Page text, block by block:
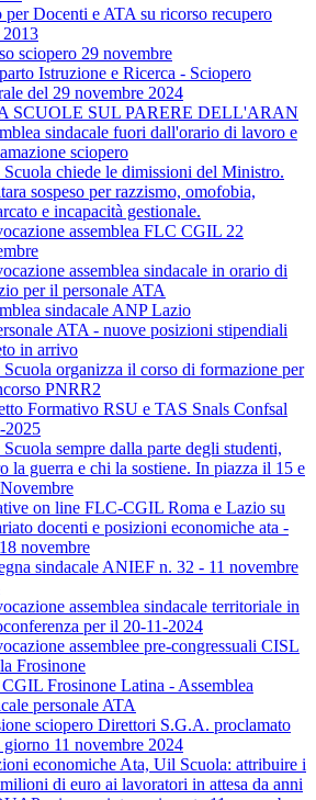
per Docenti e ATA su ricorso recupero
2013
sciopero 29 novembre
Istruzione e Ricerca - Sciopero
del 29 novembre 2024
SCUOLE SUL PARERE DELL'ARAN
sindacale fuori dall'orario di lavoro e
sciopero
chiede le dimissioni del Ministro.
sospeso per razzismo, omofobia,
e incapacità gestionale.
assemblea FLC CGIL 22
assemblea sindacale in orario di
per il personale ATA
sindacale ANP Lazio
ATA - nuove posizioni stipendiali
in arrivo
organizza il corso di formazione per
PNRR2
Formativo RSU e TAS Snals Confsal
2025
sempre dalla parte degli studenti,
la guerra e chi la sostiene. In piazza il 15 e
on line FLC-CGIL Roma e Lazio su
docenti e posizioni economiche ata -
novembre
sindacale ANIEF n. 32 - 11 novembre
assemblea sindacale territoriale in
per il 20-11-2024
assemblee pre-congressuali CISL
Frosinone
Frosinone Latina - Assemblea
personale ATA
sciopero Direttori S.G.A. proclamato
11 novembre 2024
economiche Ata, Uil Scuola: attribuire i
di euro ai lavoratori in attesa da anni